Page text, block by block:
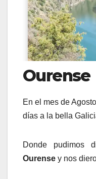
Ourense
En el mes de
días a la bella
Donde pudimos
Ourense y nos